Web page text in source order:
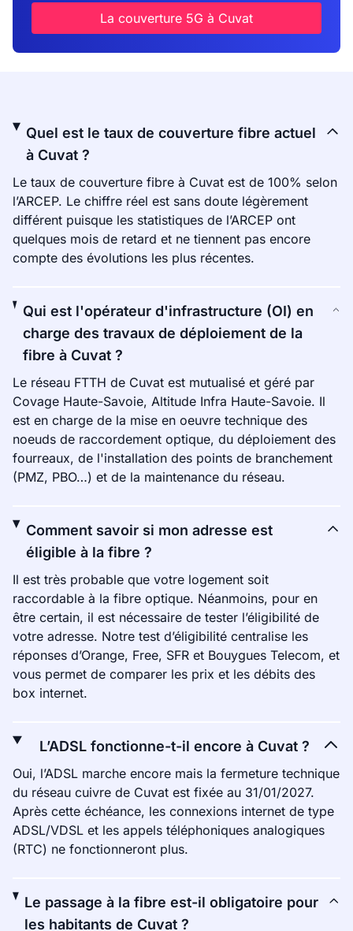
La couverture 5G à Cuvat
Quel est le taux de couverture fibre actuel
à Cuvat ?
Le taux de couverture fibre à Cuvat est de 100% selon
l’ARCEP. Le chiffre réel est sans doute légèrement
différent puisque les statistiques de l’ARCEP ont
quelques mois de retard et ne tiennent pas encore
compte des évolutions les plus récentes.
Qui est l'opérateur d'infrastructure (OI) en
charge des travaux de déploiement de la
fibre à Cuvat ?
Le réseau FTTH de Cuvat est mutualisé et géré par
Covage Haute-Savoie, Altitude Infra Haute-Savoie. Il
est en charge de la mise en oeuvre technique des
noeuds de raccordement optique, du déploiement des
fourreaux, de l'installation des points de branchement
(PMZ, PBO…) et de la maintenance du réseau.
Comment savoir si mon adresse est
éligible à la fibre ?
Il est très probable que votre logement soit
raccordable à la fibre optique. Néanmoins, pour en
être certain, il est nécessaire de tester l’éligibilité de
votre adresse. Notre test d’éligibilité centralise les
réponses d’Orange, Free, SFR et Bouygues Telecom, et
vous permet de comparer les prix et les débits des
box internet.
L’ADSL fonctionne-t-il encore à Cuvat ?
Oui, l’ADSL marche encore mais la fermeture technique
du réseau cuivre de Cuvat est fixée au 31/01/2027.
Après cette échéance, les connexions internet de type
ADSL/VDSL et les appels téléphoniques analogiques
(RTC) ne fonctionneront plus.
Le passage à la fibre est-il obligatoire pour
les habitants de Cuvat ?